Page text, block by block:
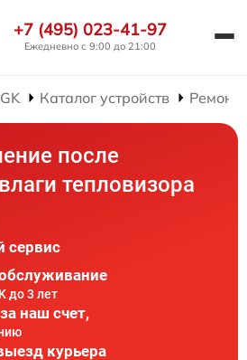
+7 (495) 023-41-97
Ежедневно с 9:00 до 21:00
Каталог устройств Ремонт
после
тепловизора
сервис
до 3 лет
наш счет,
курьера